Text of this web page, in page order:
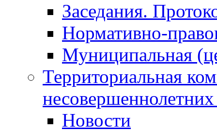
Заседания.
Нормативно-
Муниципальная
Территориальная
Новости